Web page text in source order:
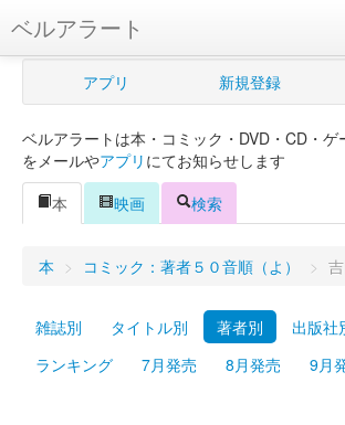
ベルアラート
ベルアラートとは
新規登録
ログイン
Myシェルフ
プレミアム
アプリ 新規登録
ベルアラートは本・コミック・DVD・CD・ゲ
をメールやアプリ にてお知らせします
本
映画 検索
本 > コミック：著者５０音順（よ） >
雑誌別 タイトル別 著者別 出版社
ランキング
7月発売 8月発売 9月